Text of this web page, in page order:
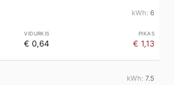
6
€ 0,64 € 1,13
7.5